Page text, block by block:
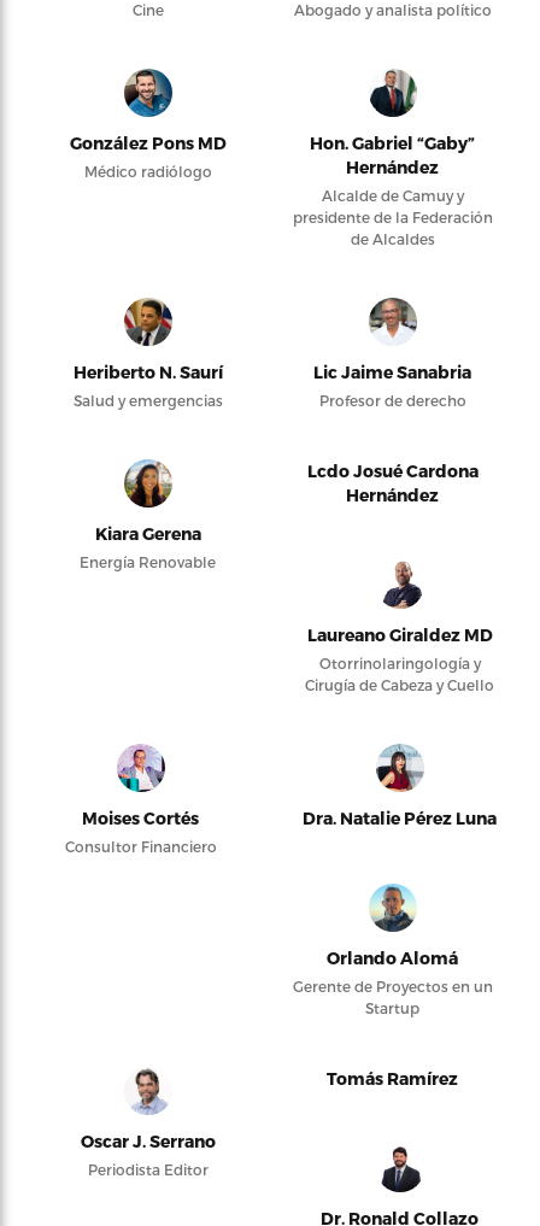
Cine Abogado y analista político
González Pons MD
Médico radiólogo
Hon. Gabriel “Gaby”
Hernández
Alcalde de Camuy y
presidente de la Federación
de Alcaldes
Heriberto N. Saurí
Salud y emergencias
Lic Jaime Sanabria
Profesor de derecho
Kiara Gerena
Energía Renovable
Lcdo Josué Cardona
Hernández
Laureano Giraldez MD
Otorrinolaringología y
Cirugía de Cabeza y Cuello
Moises Cortés
Consultor Financiero
Dra. Natalie Pérez Luna
Orlando Alomá
Gerente de Proyectos en un
Startup
Oscar J. Serrano
Periodista Editor
Tomás Ramírez
Dr. Ronald Collazo